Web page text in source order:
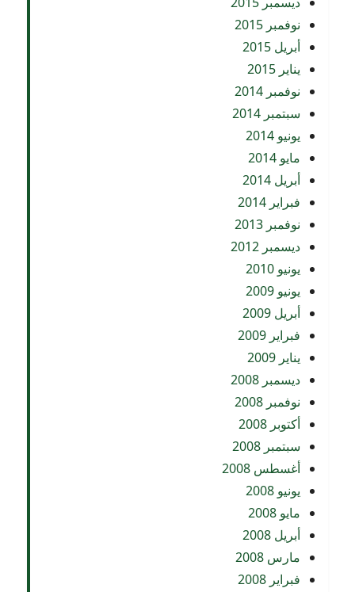
نوفمبر 2015
أبريل 2015
يناير 2015
نوفمبر 2014
سبتمبر 2014
يونيو 2014
مايو 2014
أبريل 2014
فبراير 2014
نوفمبر 2013
ديسمبر 2012
يونيو 2010
يونيو 2009
أبريل 2009
فبراير 2009
يناير 2009
ديسمبر 2008
نوفمبر 2008
أكتوبر 2008
سبتمبر 2008
أغسطس 2008
يونيو 2008
مايو 2008
أبريل 2008
مارس 2008
فبراير 2008